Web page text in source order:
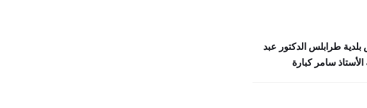
طرابلس الدكتور عبد
سامر كبارة